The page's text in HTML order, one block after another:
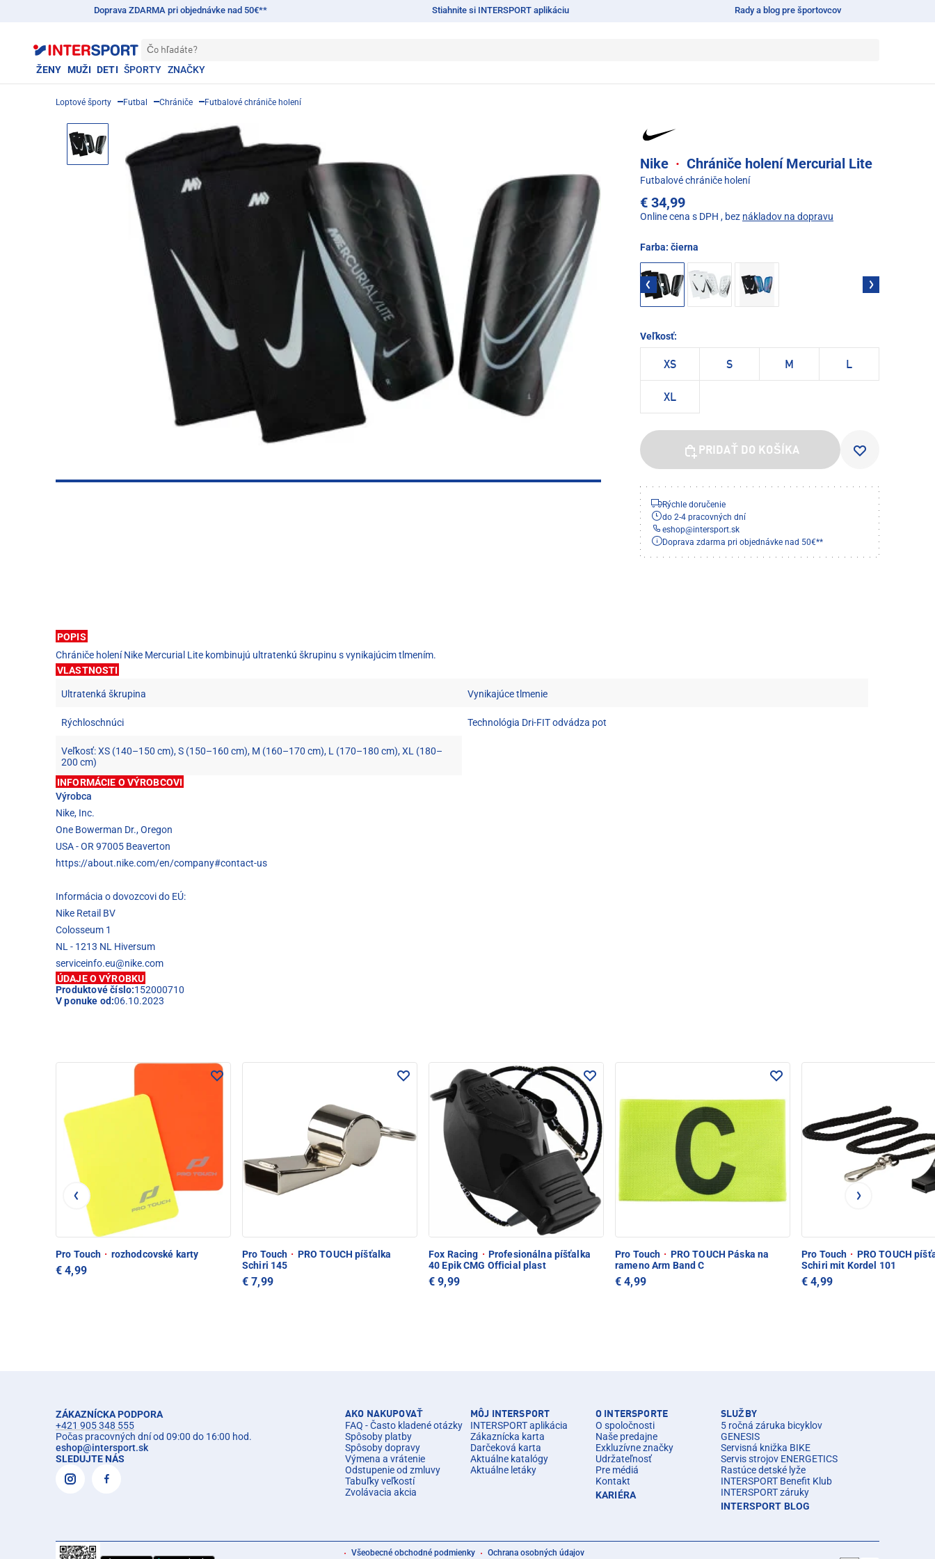
Doprava ZDARMA pri objednávke nad 50€** Stiahnite si INTERSPORT aplikáciu Rady a blog pre športovcov
Čo hľadáte?
ŽENY MUŽI DETI ŠPORTY ZNAČKY
Loptové športy Futbal Chrániče Futbalové chrániče holení
Nike · Chrániče holení Mercurial Lite
Futbalové chrániče holení
€ 34,99
Online cena s DPH , bez nákladov na dopravu
Farba: čierna
Veľkosť:
XS S M L
XL
PRIDAŤ DO KOŠÍKA
Rýchle doručenie
do 2-4 pracovných dní
eshop@intersport.sk
Doprava zdarma pri objednávke nad 50€**
POPIS
Chrániče holení Nike Mercurial Lite kombinujú ultratenkú škrupinu s vynikajúcim tlmením.
VLASTNOSTI
Ultratenká škrupina Vynikajúce tlmenie
Rýchloschnúci Technológia Dri-FIT odvádza pot
Veľkosť: XS (140–150 cm), S (150–160 cm), M (160–170 cm), L (170–180 cm), XL (180–
200 cm)
INFORMÁCIE O VÝROBCOVI
Výrobca
Nike, Inc.
One Bowerman Dr., Oregon
USA - OR 97005 Beaverton
https://about.nike.com/en/company#contact-us
Informácia o dovozcovi do EÚ:
Nike Retail BV
Colosseum 1
NL - 1213 NL Hiversum
serviceinfo.eu@nike.com
ÚDAJE O VÝROBKU
Produktové číslo:152000710
V ponuke od:06.10.2023
Pro Touch · rozhodcovské karty
€ 4,99
Pro Touch · PRO TOUCH píšťalka
Schiri 145
€ 7,99
Fox Racing · Profesionálna píšťalka
40 Epik CMG Official plast
€ 9,99
Pro Touch · PRO TOUCH Páska na
rameno Arm Band C
€ 4,99
Pro Touch · PRO TOUCH
Schiri mit Kordel 101
€ 4,99
ZÁKAZNÍCKA PODPORA
+421 905 348 555
Počas pracovných dní od 09:00 do 16:00 hod.
eshop@intersport.sk
SLEDUJTE NÁS
AKO NAKUPOVAŤ
FAQ - Často kladené otázky
Spôsoby platby
Spôsoby dopravy
Výmena a vrátenie
Odstupenie od zmluvy
Tabuľky veľkostí
Zvolávacia akcia
MÔJ INTERSPORT
INTERSPORT aplikácia
Zákaznícka karta
Darčeková karta
Aktuálne katalógy
Aktuálne letáky
O INTERSPORTE
O spoločnosti
Naše predajne
Exkluzívne značky
Udržateľnosť
Pre médiá
Kontakt
KARIÉRA
SLUŽBY
5 ročná záruka bicyklov
GENESIS
Servisná knižka BIKE
Servis strojov ENERGETICS
Rastúce detské lyže
INTERSPORT Benefit Klub
INTERSPORT záruky
INTERSPORT BLOG
Všeobecné obchodné podmienky
Ochrana osobných údajov